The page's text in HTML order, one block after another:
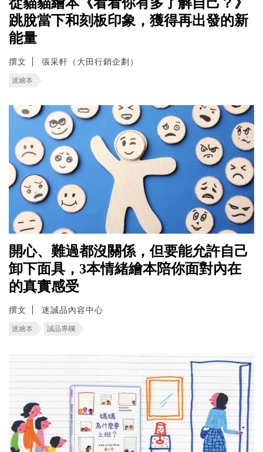
跳脫當下和刻板印象，獲得再出發的新
能量
撰文 張采軒（大田行銷企劃）
迷繪本
開心、難過都沒關係，但要能允許自己
卸下面具，3本情緒繪本陪你面對內在
的真實感受
撰文 迷誠品內容中心
迷繪本 誠品專欄